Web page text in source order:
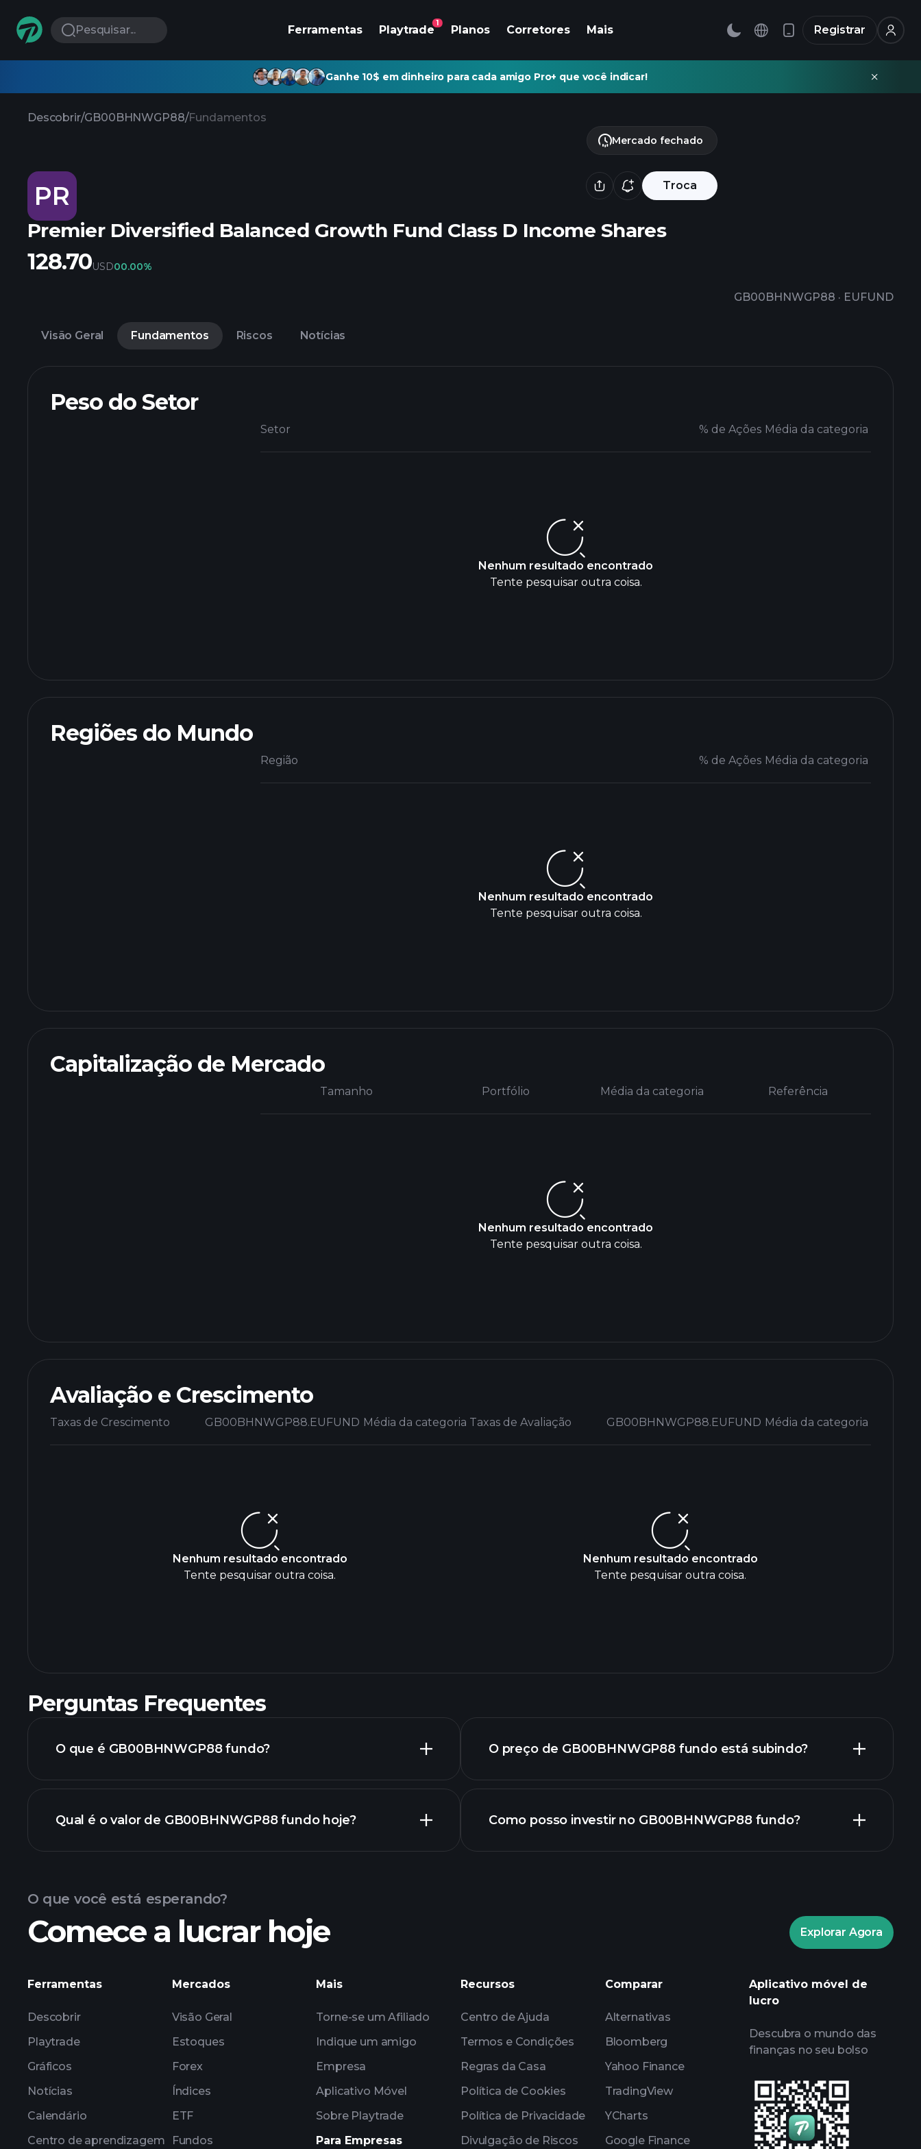
Pesquisar... Ferramentas Playtrade
1
Planos Corretores Mais Registrar
Ganhe 10$ em dinheiro para cada amigo Pro+ que você indicar!
Descobrir/GB00BHNWGP88/Fundamentos
PR Troca
Premier Diversified Balanced Growth Fund Class D Income Shares
GB00BHNWGP88 · EUFUND
Mercado fechado
128.70USD00.00%
Visão Geral Fundamentos Riscos Notícias
Peso do Setor
Setor % de Ações Média da categoria
Nenhum resultado encontrado
Tente pesquisar outra coisa.
Regiões do Mundo
Região % de Ações Média da categoria
Nenhum resultado encontrado
Tente pesquisar outra coisa.
Capitalização de Mercado
Tamanho Portfólio Média da categoria Referência
Nenhum resultado encontrado
Tente pesquisar outra coisa.
Avaliação e Crescimento
Taxas de Crescimento GB00BHNWGP88.EUFUND Média da categoria
Nenhum resultado encontrado
Tente pesquisar outra coisa.
Taxas de Avaliação GB00BHNWGP88.EUFUND Média da categoria
Nenhum resultado encontrado
Tente pesquisar outra coisa.
Perguntas Frequentes
O que é GB00BHNWGP88 fundo?
Qual é o valor de GB00BHNWGP88 fundo hoje?
gráfico
O preço de GB00BHNWGP88 fundo está subindo?
gráfico de GB00BHNWGP88 fundo
Como posso investir no GB00BHNWGP88 fundo?
corretor recomendado
O que você está esperando?
Comece a lucrar hoje Explorar Agora
Ferramentas
Descobrir
Playtrade
Gráficos
Notícias
Calendário
Centro de aprendizagem
Mercados
Visão Geral
Estoques
Forex
Índices
ETF
Fundos
Mais
Torne-se um Afiliado
Indique um amigo
Empresa
Aplicativo Móvel
Sobre Playtrade
Para Empresas
Recursos
Centro de Ajuda
Termos e Condições
Regras da Casa
Política de Cookies
Política de Privacidade
Divulgação de Riscos
Comparar
Alternativas
Bloomberg
Yahoo Finance
TradingView
YCharts
Google Finance
Aplicativo móvel de
lucro
Descubra o mundo das
finanças no seu bolso